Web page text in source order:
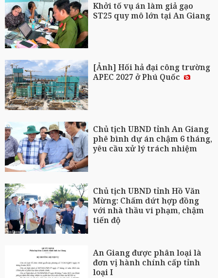
Khởi tố vụ án làm giả gạo
ST25 quy mô lớn tại An Giang
[Ảnh] Hối hả đại công trường
APEC 2027 ở Phú Quốc
Chủ tịch UBND tỉnh An Giang
phê bình dự án chậm 6 tháng,
yêu cầu xử lý trách nhiệm
Chủ tịch UBND tỉnh Hồ Văn
Mừng: Chấm dứt hợp đồng
với nhà thầu vi phạm, chậm
tiến độ
An Giang được phân loại là
đơn vị hành chính cấp tỉnh
loại I